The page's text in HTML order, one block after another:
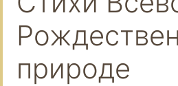
природе